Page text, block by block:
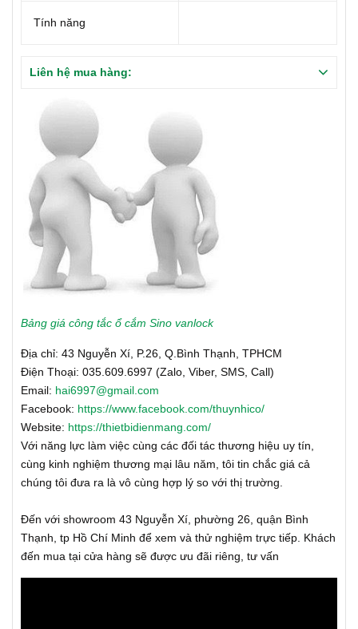
Tính năng
Liên hệ mua hàng:
Bảng giá công tắc ổ cắm Sino vanlock
Địa chỉ: 43 Nguyễn Xí, P.26, Q.Bình Thạnh, TPHCM
Điện Thoại: 035.609.6997 (Zalo, Viber, SMS, Call)
Email: hai6997@gmail.com
Facebook: https://www.facebook.com/thuynhico/
Website: https://thietbidienmang.com/
Với năng lực làm việc cùng các đối tác thương hiệu uy tín,
cùng kinh nghiệm thương mại lâu năm, tôi tin chắc giá cả
chúng tôi đưa ra là vô cùng hợp lý so với thị trường.
Đến với showroom 43 Nguyễn Xí, phường 26, quận Bình
Thạnh, tp Hồ Chí Minh để xem và thử nghiệm trực tiếp. Khách
đến mua tại cửa hàng sẽ được ưu đãi riêng, tư vấn